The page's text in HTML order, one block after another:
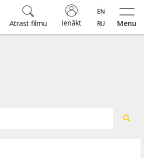
Menu
Ienākt
Atrast filmu